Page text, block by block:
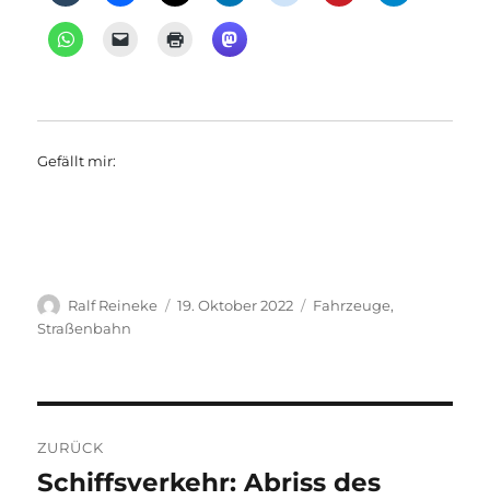
Gefällt mir:
Autor
Ralf Reineke
Veröffentlicht
19. Oktober 2022 Kategorien
Fahrzeuge,
Straßenbahn
ZURÜCK
Vorheriger
Schiffsverkehr: Abriss des